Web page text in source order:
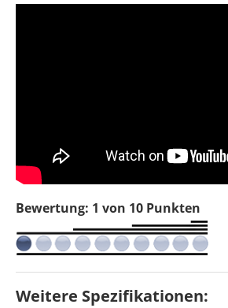
Bewertung: 1 von 10 Punkten
Weitere Spezifikationen: